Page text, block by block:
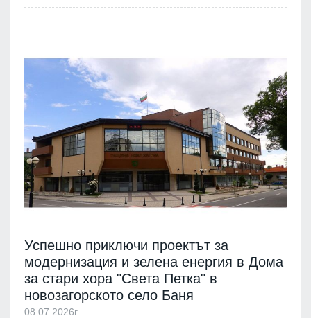
Успешно приключи проектът за
модернизация и зелена енергия в Дома
за стари хора "Света Петка" в
новозагорското село Баня
08.07.2026г.